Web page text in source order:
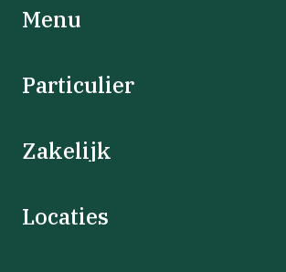
Menu
Particulier
Zakelijk
Locaties